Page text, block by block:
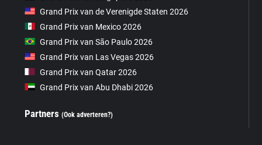
Grand Prix van de Verenigde Staten 2026
Grand Prix van Mexico 2026
Grand Prix van São Paulo 2026
Grand Prix van Las Vegas 2026
Grand Prix van Qatar 2026
Grand Prix van Abu Dhabi 2026
Partners(Ook adverteren?)